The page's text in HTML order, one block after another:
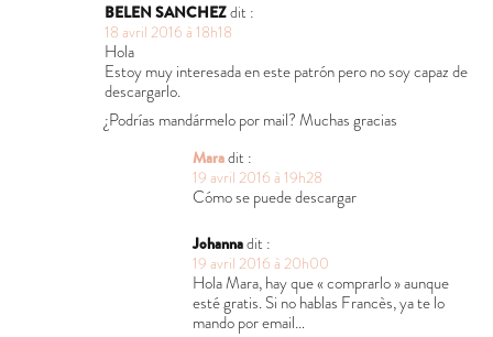
BELEN SANCHEZdit :
18 avril 2016 à 18h18
Hola
Estoy muy interesada en este patrón pero no soy capaz de
descargarlo.
¿Podrías mandármelo por mail? Muchas gracias
Maradit :
19 avril 2016 à 19h28
Cómo se puede descargar
Johannadit :
19 avril 2016 à 20h00
Hola Mara, hay que « comprarlo » aunque
esté gratis. Si no hablas Francès, ya te lo
mando por email…